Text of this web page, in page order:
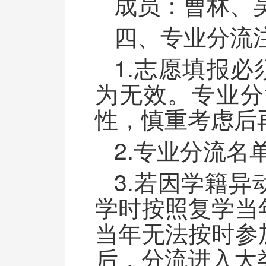
四、专业分流
1.志愿填报必
为无效。专业
性，慎重考虑
2.专业分流名
3.若因学籍异
学时按照复学
当年无法按时
后，分流进入